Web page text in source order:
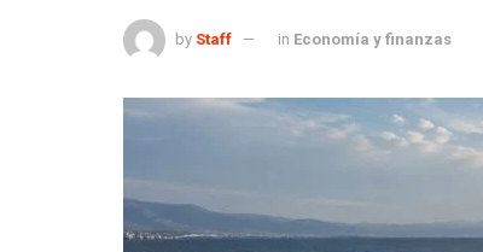
by Staff in Economía y finanzas